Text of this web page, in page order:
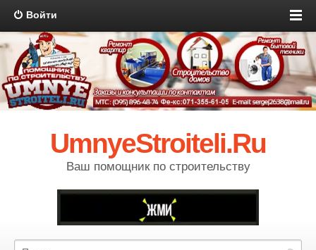
Войти
UmnyeStroiteli.Ru
Ваш помощник по строительству